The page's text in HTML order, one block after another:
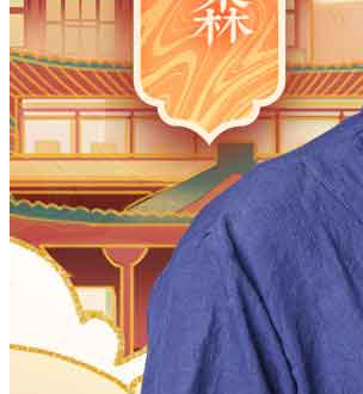
1938
1937 1936 1935
1915 1914 1913
月
12
11 10 9 8 7 6
日
31
30 29 28 27 26
时
23
22 21 20 19 18
59
58 56
28
27 25 24